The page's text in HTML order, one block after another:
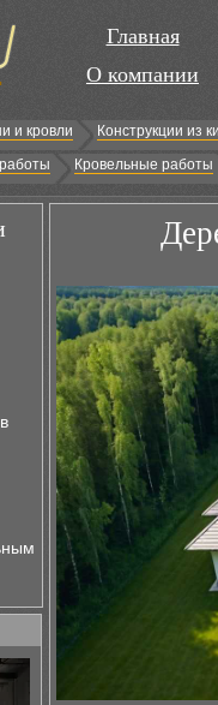
Главная
О компании
и кровли
Конструкции из
Кровельные работы